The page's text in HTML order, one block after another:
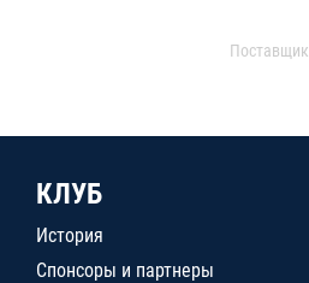
Поставщик
КЛУБ
История
Спонсоры и партнеры